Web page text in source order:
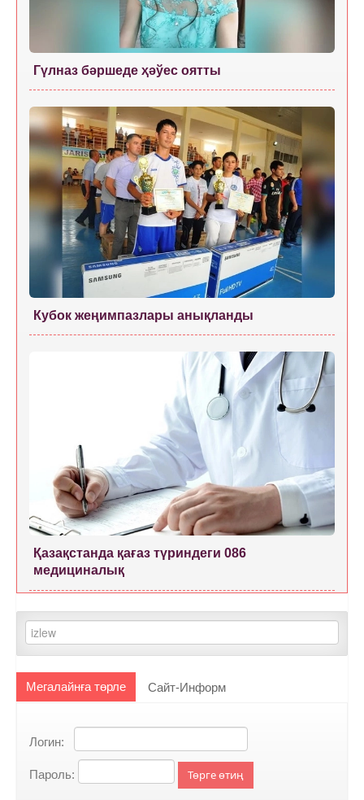
Гүлназ бәршеде ҳәўес оятты
Кубок жеңимпазлары анықланды
Қазақстанда қағаз түриндеги 086
медициналық
Мегалайнға төрле Сайт-Информ
Логин:
Пароль: Төрге өтиң